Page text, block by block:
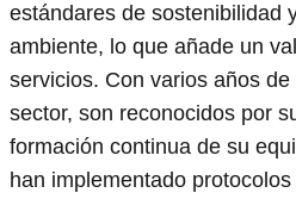
estándares de sostenibilidad
ambiente, lo que añade un
servicios. Con varios años de
sector, son reconocidos por
formación continua de su
han implementado